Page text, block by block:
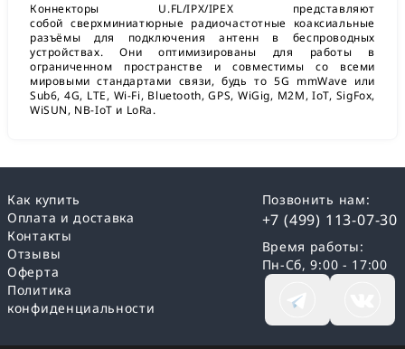
Коннекторы U.FL/IPX/IPEX представляют
собой сверхминиатюрные радиочастотные коаксиальные
разъёмы для подключения антенн в беспроводных
устройствах. Они оптимизированы для работы в
ограниченном пространстве и совместимы со всеми
мировыми стандартами связи, будь то 5G mmWave или
Sub6, 4G, LTE, Wi-Fi, Bluetooth, GPS, WiGig, M2M, IoT, SigFox,
WiSUN, NB-IoT и LoRa.
Как купить
Оплата и доставка
Контакты
Отзывы
Оферта
Политика
конфиденциальности
Позвонить нам:
+7 (499) 113-07-30
Время работы:
Пн-Сб, 9:00 - 17:00